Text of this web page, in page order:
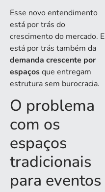
Esse novo entendimento
está por trás do
crescimento do mercado. E
está por trás também da
demanda crescente por
espaçosque entregam
estrutura sem burocracia.
O problema
com os
espaços
tradicionais
para eventos